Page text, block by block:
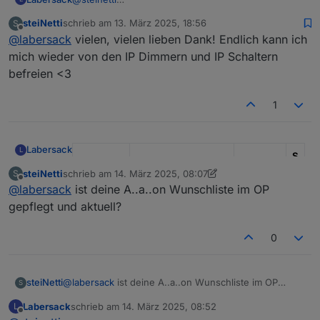
sind wieder auf dem Weg zur Landesgrenze...
S
Offline
steiNettischrieb am 13. März 2025, 18:56
zuletzt editiert von
@labersack vielen, vielen lieben Dank! Endlich kann ich
mich wieder von den IP Dimmern und IP Schaltern
befreien <3
1
L Labersack
Modell Funktion
Kondens
ator
S
FM
u
S
Offline
steiNettischrieb am 14. März 2025, 08:07
zuletzt editiert von steiNetti
@labersack ist deine A..a..on Wunschliste im OP
gepflegt und aktuell?
0
S steiNetti@labersack ist deine A..a..on Wunschliste im OP
L
Offline
Labersackschrieb am 14. März 2025, 08:52
zuletzt editiert von